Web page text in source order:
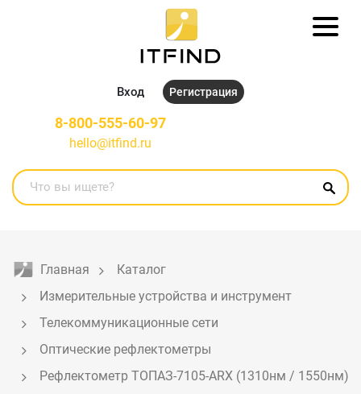
Вход Регистрация
8-800-555-60-97
hello@itfind.ru
Главная
Каталог
Измерительные устройства и инструмент
Телекоммуникационные сети
Оптические рефлектометры
Рефлектометр ТОПАЗ-7105-ARX (1310нм / 1550нм)